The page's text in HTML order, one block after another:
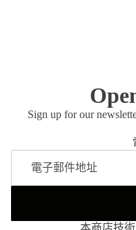
Sign up for our
本商店技